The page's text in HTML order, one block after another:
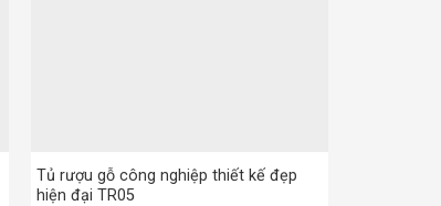
Tủ rượu gỗ công nghiệp thiết kế đẹp
hiện đại TR05